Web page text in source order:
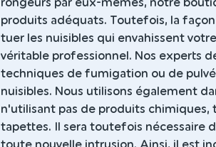
rongeurs par eux-mêmes, notre
produits adéquats. Toutefois, la
tuer les nuisibles qui envahissent
véritable professionnel. Nos experts
techniques de fumigation ou de
nuisibles. Nous utilisons également
n'utilisant pas de produits chimiques,
tapettes. Il sera toutefois nécessaire